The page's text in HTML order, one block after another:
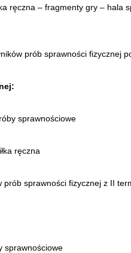
ręczna – fragmenty gry – hala
prób sprawności fizycznej
sprawnościowe
ręczna
prób sprawności fizycznej z II
sprawnościowe